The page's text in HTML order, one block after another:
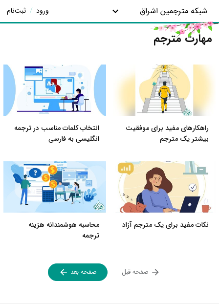
شبکه مترجمین اشراق ورود / ثبت‌نام
مهارت مترجم
راهکارهای مفید برای موفقیت
بیشتر یک مترجم
انتخاب کلمات مناسب در ترجمه
انگلیسی به فارسی
نکات مفید برای یک مترجم آزاد
محاسبه هوشمندانه هزینه
ترجمه
صفحه قبل صفحه بعد